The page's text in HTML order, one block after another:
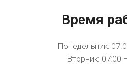
Время
Понедельник:
Вторник: 07:00